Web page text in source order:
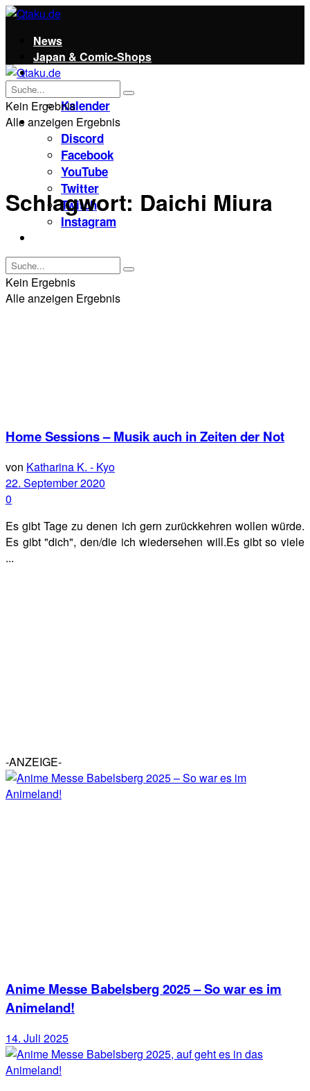
News
Japan & Comic-Shops
Qtaku
Kalender
Social
Discord
Facebook
YouTube
Twitter
Twitch
Instagram
Kein Ergebnis
Alle anzeigen Ergebnis
Kein Ergebnis
Alle anzeigen Ergebnis
Schlagwort: Daichi Miura
Home Sessions – Musik auch in Zeiten der Not
von Katharina K. - Kyo
22. September 2020
0
Es gibt Tage zu denen ich gern zurückkehren wollen würde.
Es gibt "dich", den/die ich wiedersehen will.Es gibt so viele
...
-ANZEIGE-
Anime Messe Babelsberg 2025 – So war es im
Animeland!
14. Juli 2025